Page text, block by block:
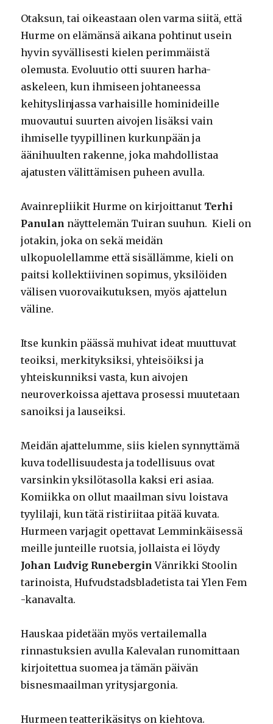
Otaksun, tai oikeastaan olen varma siitä, että
Hurme on elämänsä aikana pohtinut usein
hyvin syvällisesti kielen perimmäistä
olemusta. Evoluutio otti suuren harha-
askeleen, kun ihmiseen johtaneessa
kehityslinjassa varhaisille hominideille
muovautui suurten aivojen lisäksi vain
ihmiselle tyypillinen kurkunpään ja
äänihuulten rakenne, joka mahdollistaa
ajatusten välittämisen puheen avulla.
Avainrepliikit Hurme on kirjoittanut Terhi
Panulan näyttelemän Tuiran suuhun. Kieli on
jotakin, joka on sekä meidän
ulkopuolellamme että sisällämme, kieli on
paitsi kollektiivinen sopimus, yksilöiden
välisen vuorovaikutuksen, myös ajattelun
väline.
Itse kunkin päässä muhivat ideat muuttuvat
teoiksi, merkityksiksi, yhteisöiksi ja
yhteiskunniksi vasta, kun aivojen
neuroverkoissa ajettava prosessi muutetaan
sanoiksi ja lauseiksi.
Meidän ajattelumme, siis kielen synnyttämä
kuva todellisuudesta ja todellisuus ovat
varsinkin yksilötasolla kaksi eri asiaa.
Komiikka on ollut maailman sivu loistava
tyylilaji, kun tätä ristiriitaa pitää kuvata.
Hurmeen varjagit opettavat Lemminkäisessä
meille junteille ruotsia, jollaista ei löydy
Johan Ludvig Runebergin Vänrikki Stoolin
tarinoista, Hufvudstadsbladetista tai Ylen Fem
-kanavalta.
Hauskaa pidetään myös vertailemalla
rinnastuksien avulla Kalevalan runomittaan
kirjoitettua suomea ja tämän päivän
bisnesmaailman yritysjargonia.
Hurmeen teatterikäsitys on kiehtova.